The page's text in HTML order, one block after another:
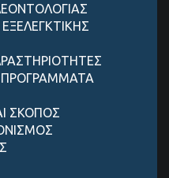
ΠΡΟΓΡΑΜΜΑΤΑ
ΣΚΟΠΟΣ